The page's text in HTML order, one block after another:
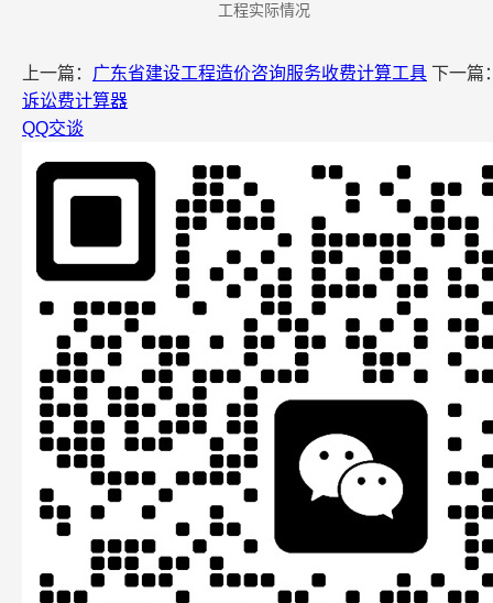
工程实际情况
上一篇： 广东省建设工程造价咨询服务收费计算工具 下一篇
诉讼费计算器
QQ交谈